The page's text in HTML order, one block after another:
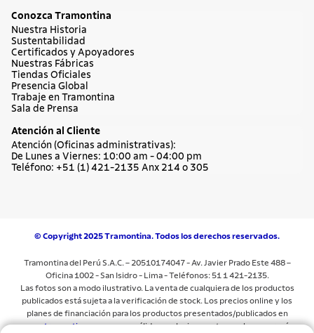
Conozca Tramontina
Nuestra Historia
Sustentabilidad
Certificados y Apoyadores
Nuestras Fábricas
Tiendas Oficiales
Presencia Global
Trabaje en Tramontina
Sala de Prensa
Atención al Cliente
Atención (Oficinas administrativas):
De Lunes a Viernes: 10:00 am - 04:00 pm
Teléfono: +51 (1) 421-2135 Anx 214 o 305
© Copyright 2025 Tramontina. Todos los derechos reservados.
Tramontina del Perú S.A.C. – 20510174047 - Av. Javier Prado Este 488 –
Oficina 1002 - San Isidro - Lima - Teléfonos: 51 1 421-2135.
Las fotos son a modo ilustrativo. La venta de cualquiera de los productos
publicados está sujeta a la verificación de stock. Los precios online y los
planes de financiación para los productos presentados/publicados en
www.tramontina.com.peson válidos exclusivamente para la compra vía